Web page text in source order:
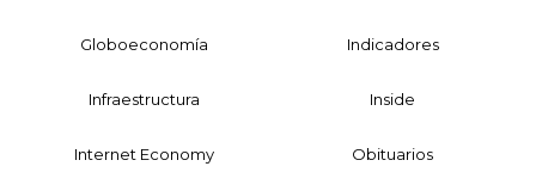
Globoeconomía Indicadores
Infraestructura Inside
Internet Economy Obituarios